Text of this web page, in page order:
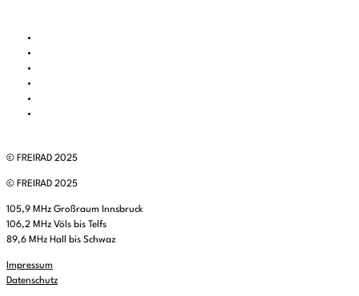
© FREIRAD 2025
© FREIRAD 2025
105,9 MHz Großraum Innsbruck
106,2 MHz Völs bis Telfs
89,6 MHz Hall bis Schwaz
Impressum
Datenschutz